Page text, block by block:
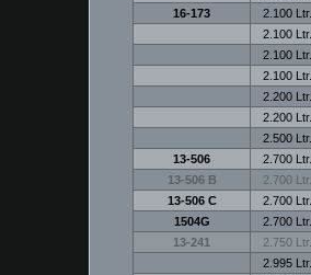
16-173
2.100 Ltr.
2.100 Ltr.
2.100 Ltr.
2.100 Ltr.
2.200 Ltr.
2.200 Ltr.
2.500 Ltr.
13-506
2.700 Ltr.
13-506 B
2.700 Ltr.
13-506 C
2.700 Ltr.
1504G
2.700 Ltr.
13-241
2.750 Ltr.
2.995 Ltr.